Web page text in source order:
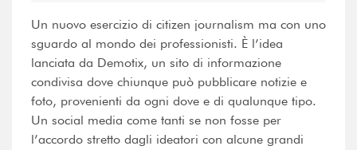
Un nuovo esercizio di citizen journalism ma con uno
sguardo al mondo dei professionisti. È l’idea
lanciata da Demotix, un sito di informazione
condivisa dove chiunque può pubblicare notizie e
foto, provenienti da ogni dove e di qualunque tipo.
Un social media come tanti se non fosse per
l’accordo stretto dagli ideatori con alcune grandi